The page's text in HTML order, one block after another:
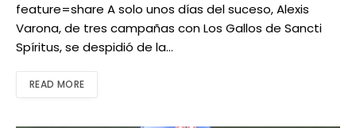
feature=share A solo unos días del suceso, Alexis
Varona, de tres campañas con Los Gallos de Sancti
Spíritus, se despidió de la…
READ MORE